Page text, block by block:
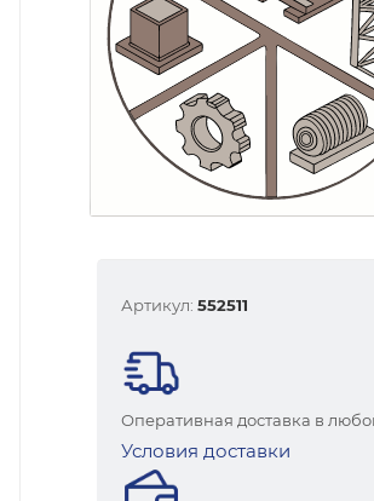
Артикул: 552511
Оперативная доставка в
Условия доставки